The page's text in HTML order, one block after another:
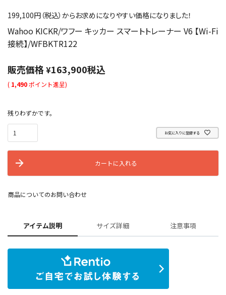
199,100円（税込）からお求めになりやすい価格になりました！
Wahoo KICKR/ワフー キッカー スマートトレーナー V6 【Wi-Fi
接続】/WFBKTR122
販売価格¥163,900税込
( 1,490ポイント進呈)
残りわずかです。
お気に入りに登録する
カートに入れる
商品についてのお問い合わせ
アイテム説明 サイズ詳細 注意事項